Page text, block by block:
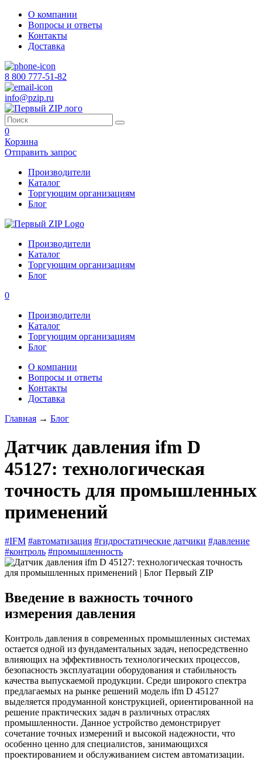
О компании
Вопросы и ответы
Контакты
Доставка
8 800 777-51-82
info@pzip.ru
0
Корзина
Отправить запрос
Производители
Каталог
Торгующим организациям
Блог
Производители
Каталог
Торгующим организациям
Блог
0
Производители
Каталог
Торгующим организациям
Блог
О компании
Вопросы и ответы
Контакты
Доставка
Главная → Блог
Датчик давления ifm D
45127: технологическая
точность для промышленных
применений
#IFM #автоматизация #гидростатические датчики #давление
#контроль #промышленность
Введение в важность точного
измерения давления
Контроль давления в современных промышленных системах
остается одной из фундаментальных задач, непосредственно
влияющих на эффективность технологических процессов,
безопасность эксплуатации оборудования и стабильность
качества выпускаемой продукции. Среди широкого спектра
предлагаемых на рынке решений модель ifm D 45127
выделяется продуманной конструкцией, ориентированной на
решение практических задач в различных отраслях
промышленности. Данное устройство демонстрирует
сочетание точных измерений и высокой надежности, что
особенно ценно для специалистов, занимающихся
проектированием и обслуживанием систем автоматизации.